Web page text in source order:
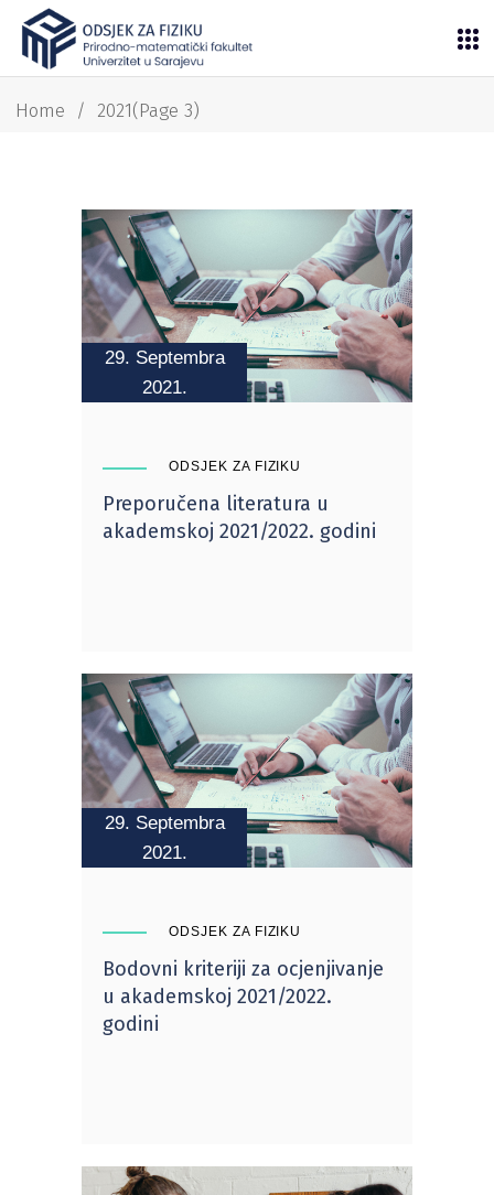
Home / 2021(Page 3)
29. Septembra
2021.
ODSJEK ZA FIZIKU
Preporučena literatura u
akademskoj 2021/2022. godini
29. Septembra
2021.
ODSJEK ZA FIZIKU
Bodovni kriteriji za ocjenjivanje
u akademskoj 2021/2022.
godini